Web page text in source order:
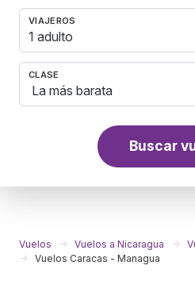
VIAJEROS
1 adulto
CLASE
Buscar
Vuelos Vuelos a Nicaragua
Vuelos Caracas - Managua